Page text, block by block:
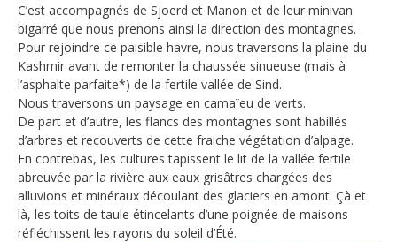
C’est accompagnés de Sjoerd et Manon et de leur minivan
bigarré que nous prenons ainsi la direction des montagnes.
Pour rejoindre ce paisible havre, nous traversons la plaine du
Kashmir avant de remonter la chaussée sinueuse (mais à
l’asphalte parfaite*) de la fertile vallée de Sind.
Nous traversons un paysage en camaïeu de verts.
De part et d’autre, les flancs des montagnes sont habillés
d’arbres et recouverts de cette fraiche végétation d’alpage.
En contrebas, les cultures tapissent le lit de la vallée fertile
abreuvée par la rivière aux eaux grisâtres chargées des
alluvions et minéraux découlant des glaciers en amont. Çà et
là, les toits de taule étincelants d’une poignée de maisons
réfléchissent les rayons du soleil d’Été.